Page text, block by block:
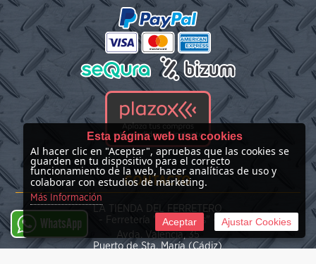
CONTACTO
LA TIENDA DEL FERRETERO
- Ferretería "Las Nieves" -
Avda. Valencia, 35
Puerto de Sta. María (Cádiz)
WhatsApp
Esta página web usa cookies
Al hacer clic en "Aceptar", apruebas que las cookies se
guarden en tu dispositivo para el correcto
funcionamiento de la web, hacer analíticas de uso y
colaborar con estudios de marketing.
Más Información
Aceptar Ajustar Cookies